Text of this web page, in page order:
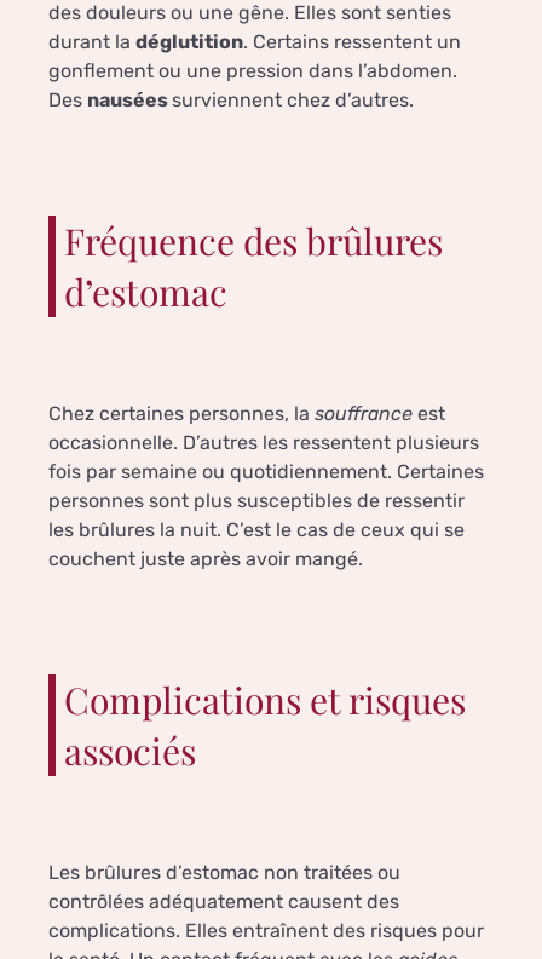
des douleurs ou une gêne. Elles sont senties
durant la déglutition. Certains ressentent un
gonflement ou une pression dans l’abdomen.
Des nauséessurviennent chez d’autres.
Fréquence des brûlures
d’estomac
Chez certaines personnes, la souffrance est
occasionnelle. D’autres les ressentent plusieurs
fois par semaine ou quotidiennement. Certaines
personnes sont plus susceptibles de ressentir
les brûlures la nuit. C’est le cas de ceux qui se
couchent juste après avoir mangé.
Complications et risques
associés
Les brûlures d’estomac non traitées ou
contrôlées adéquatement causent des
complications. Elles entraînent des risques pour